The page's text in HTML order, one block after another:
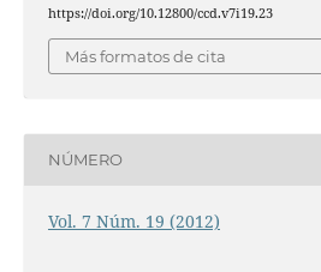
https://doi.org/10.12800/ccd.v7i19.23
Más formatos de cita
NÚMERO
Vol. 7 Núm. 19 (2012)